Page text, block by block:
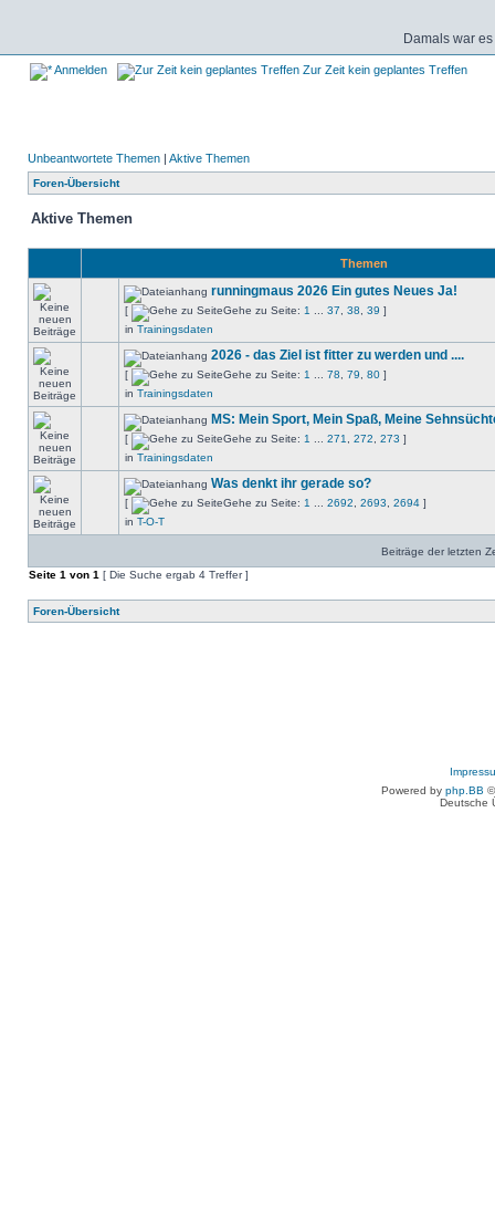
Damals war
Anmelden Zur Zeit kein geplantes Treffen
Unbeantwortete Themen | Aktive Themen
Foren-Übersicht
Aktive Themen
Themen
runningmaus 2026 Ein gutes Neues Ja!
[ Gehe zu Seite: 1 37 38 39 ]
in Trainingsdaten
2026 - das Ziel ist fitter zu werden und ....
[ Gehe zu Seite: 1 78 79 80 ]
in Trainingsdaten
MS: Mein Sport, Mein Spaß, Meine
[ Gehe zu Seite: 1 271 272 273 ]
in Trainingsdaten
Was denkt ihr gerade so?
[ Gehe zu Seite: 1 2692 2693 2694 ]
in T-O-T
Beiträge der letzten
Seite 1 von 1 [ Die Suche ergab 4 Treffer ]
Foren-Übersicht
Powered by php.BB
Deutsche